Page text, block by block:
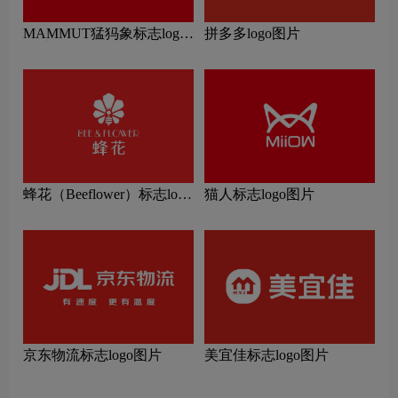
MAMMUT猛犸象标志logo
拼多多logo图片
蜂花（Beeflower）标志logo
猫人标志logo图片
京东物流标志logo图片 美宜佳标志logo图片